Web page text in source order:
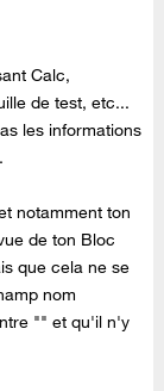
Calc,
de test, etc...
les informations
notamment ton
de ton Bloc
que cela ne se
nom
"" et qu'il n'y